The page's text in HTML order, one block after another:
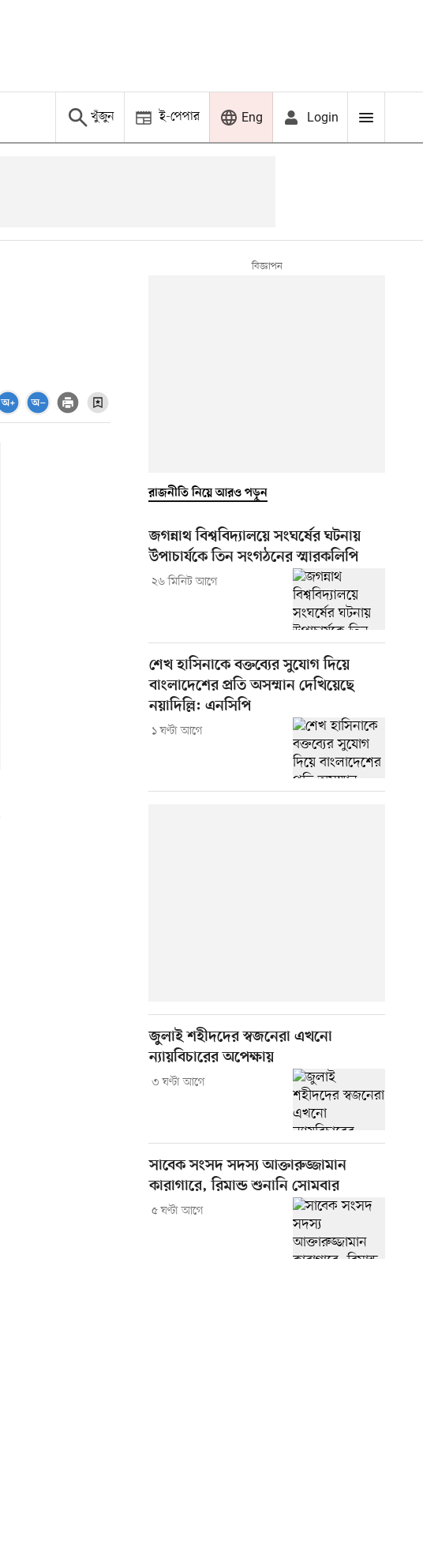
খুঁজুন ই-পেপার Eng Login
রাজনীতি নিয়ে আরও পড়ুন
জগন্নাথ বিশ্ববিদ্যালয়ে সংঘর্ষের ঘটনায়
উপাচার্যকে তিন সংগঠনের স্মারকলিপি
২৬ মিনিট আগে
শেখ হাসিনাকে বক্তব্যের সুযোগ দিয়ে
বাংলাদেশের প্রতি অসম্মান দেখিয়েছে
নয়াদিল্লি: এনসিপি
১ ঘণ্টা আগে
জুলাই শহীদদের স্বজনেরা এখনো
ন্যায়বিচারের অপেক্ষায়
৩ ঘণ্টা আগে
সাবেক সংসদ সদস্য আক্তারুজ্জামান
কারাগারে, রিমান্ড শুনানি সোমবার
৫ ঘণ্টা আগে